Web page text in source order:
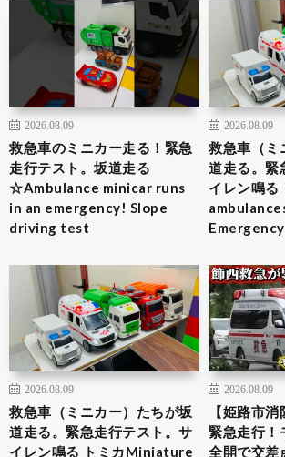
2026.08.09
救急車のミニカー走る！緊急
走行テスト。坂道走る
☆Ambulance minicar runs
in an emergency! Slope
driving test
2026.08.09
救急車（ミ
道走る。緊
イレン鳴
2026.08.09
救急車（ミニカー）たちが坂
道走る。緊急走行テスト。サ
イレン鳴る トミカMiniature
2026.08.09
【姫路市
緊急走行！
全開で交差